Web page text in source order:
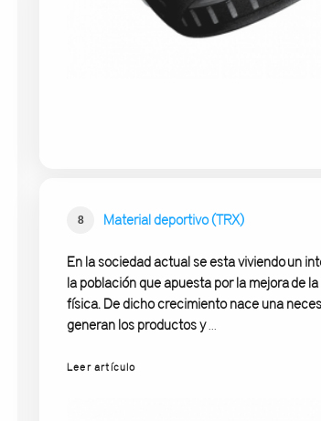
8 Material deportivo (TRX)
En la sociedad actual se esta viviendo un
la población que apuesta por la mejora de
física. De dicho crecimiento nace una
generan los productos y...
Leer artículo